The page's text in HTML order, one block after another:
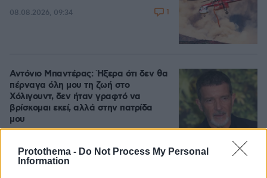
Protothema - Do Not Process My Personal
Information
08.08.2026, 09:34 1
Αντόνιο Μπαντέρας: Ήξερα ότι δεν θα
πέρναγα όλη μου τη ζωή στο
Χόλιγουντ, δεν ήταν γραφτό να
βρίσκομαι εκεί, αλλά στην πατρίδα
μου